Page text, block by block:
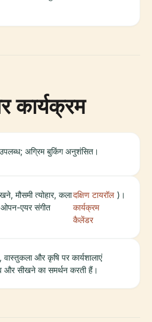
कार्यक्रम
अग्रिम बुकिंग अनुशंसित।
मौसमी त्योहार, कला
ओपन-एयर संगीत
दक्षिण टायरॉल
कार्यक्रम
कैलेंडर
)।
वास्तुकला और कृषि पर कार्यशालाएं
और सीखने का समर्थन करती हैं।